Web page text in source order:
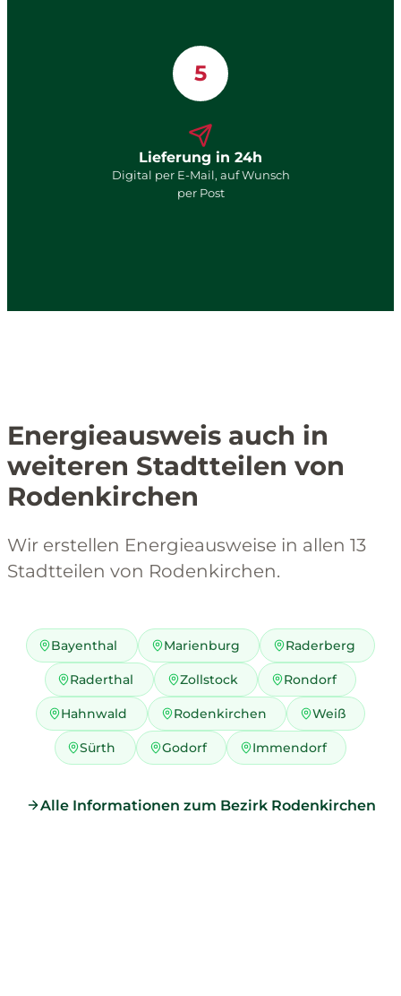
5
Lieferung in 24h
Digital per E-Mail, auf Wunsch
per Post
Energieausweis auch in
weiteren Stadtteilen von
Rodenkirchen
Wir erstellen Energieausweise in allen 13
Stadtteilen von Rodenkirchen.
Bayenthal Marienburg Raderberg
Raderthal Zollstock Rondorf
Hahnwald Rodenkirchen Weiß
Sürth Godorf Immendorf
Alle Informationen zum Bezirk Rodenkirchen